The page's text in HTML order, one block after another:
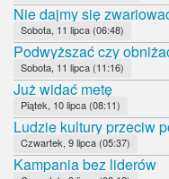
Nie dajmy się
Sobota, 11 lipca (06:48)
Podwyższać czy
Sobota, 11 lipca (11:16)
Już widać metę
Piątek, 10 lipca (08:11)
Ludzie kultury przeciw
Czwartek, 9 lipca (05:37)
Kampania bez liderów